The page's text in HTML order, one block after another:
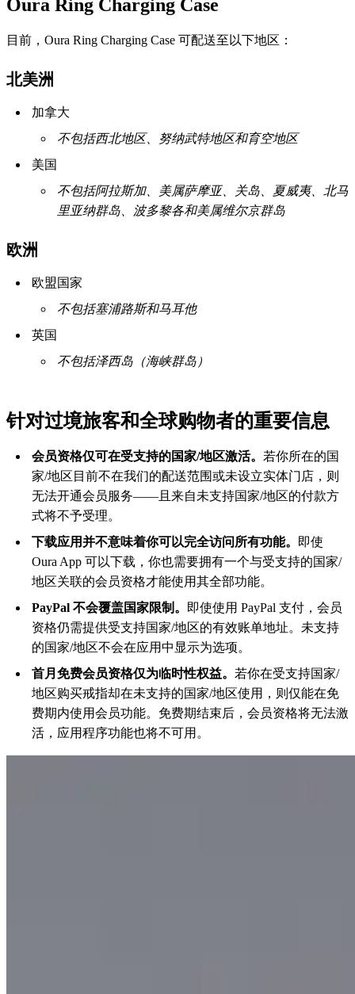
Oura Ring Charging Case
目前，Oura Ring Charging Case 可配送至以下地区：
北美洲
加拿大
不包括西北地区、努纳武特地区和育空地区
美国
不包括阿拉斯加、美属萨摩亚、关岛、夏威夷、北马
里亚纳群岛、波多黎各和美属维尔京群岛
欧洲
欧盟国家
不包括塞浦路斯和马耳他
英国
不包括泽西岛（海峡群岛）
针对过境旅客和全球购物者的重要信息
会员资格仅可在受支持的国家/地区激活。 若你所在的国
家/地区目前不在我们的配送范围或未设立实体门店，则
无法开通会员服务——且来自未支持国家/地区的付款方
式将不予受理。
下载应用并不意味着你可以完全访问所有功能。
即使
Oura App 可以下载，你也需要拥有一个与受支持的国家/
地区关联的会员资格才能使用其全部功能。
PayPal 不会覆盖国家限制。
即使使用 PayPal 支付，会员
资格仍需提供受支持国家/地区的有效账单地址。未支持
的国家/地区不会在应用中显示为选项。
首月免费会员资格仅为临时性权益。 若你在受支持国家/
地区购买戒指却在未支持的国家/地区使用，则仅能在免
费期内使用会员功能。免费期结束后，会员资格将无法激
活，应用程序功能也将不可用。